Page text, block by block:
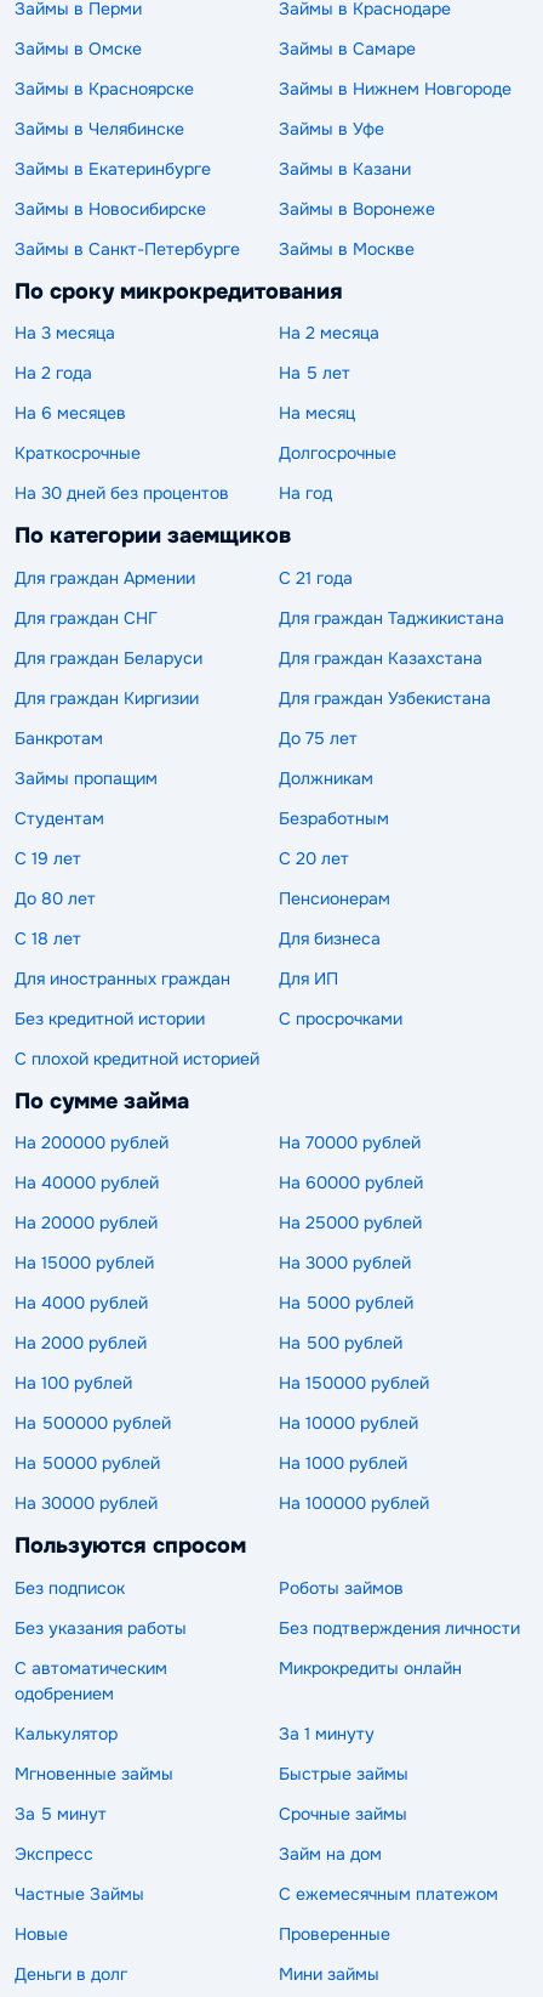
Займы в Перми
Займы в Краснодаре
Займы в Омске
Займы в Самаре
Займы в Красноярске
Займы в Нижнем Новгороде
Займы в Челябинске
Займы в Уфе
Займы в Екатеринбурге
Займы в Казани
Займы в Новосибирске
Займы в Воронеже
Займы в Санкт-Петербурге
Займы в Москве
По сроку микрокредитования
На 3 месяца
На 2 месяца
На 2 года
На 5 лет
На 6 месяцев
На месяц
Краткосрочные
Долгосрочные
На 30 дней без процентов
На год
По категории заемщиков
Для граждан Армении
С 21 года
Для граждан СНГ
Для граждан Таджикистана
Для граждан Беларуси
Для граждан Казахстана
Для граждан Киргизии
Для граждан Узбекистана
Банкротам
До 75 лет
Займы пропащим
Должникам
Студентам
Безработным
С 19 лет
С 20 лет
До 80 лет
Пенсионерам
С 18 лет
Для бизнеса
Для иностранных граждан
Для ИП
Без кредитной истории
С просрочками
С плохой кредитной историей
По сумме займа
На 200000 рублей
На 70000 рублей
На 40000 рублей
На 60000 рублей
На 20000 рублей
На 25000 рублей
На 15000 рублей
На 3000 рублей
На 4000 рублей
На 5000 рублей
На 2000 рублей
На 500 рублей
На 100 рублей
На 150000 рублей
На 500000 рублей
На 10000 рублей
На 50000 рублей
На 1000 рублей
На 30000 рублей
На 100000 рублей
Пользуются спросом
Без подписок
Роботы займов
Без указания работы
Без подтверждения личности
С автоматическим
одобрением
Микрокредиты онлайн
Калькулятор
За 1 минуту
Мгновенные займы
Быстрые займы
За 5 минут
Срочные займы
Экспресс
Займ на дом
Частные Займы
С ежемесячным платежом
Новые
Проверенные
Деньги в долг
Мини займы